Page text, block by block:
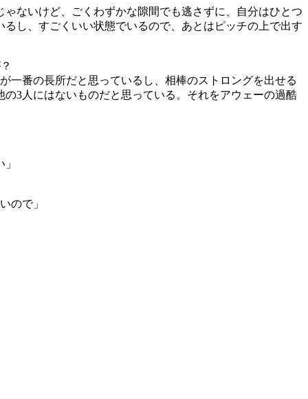
ないけど、ごくわずかな隙間でも逃さずに、自分はひとつ
し、すごくいい状態でいるので、あとはピッチの上で出す
一番の長所だと思っているし、相棒のストロングを出せる
3人にはないものだと思っている。それをアウェーの過酷
ので」